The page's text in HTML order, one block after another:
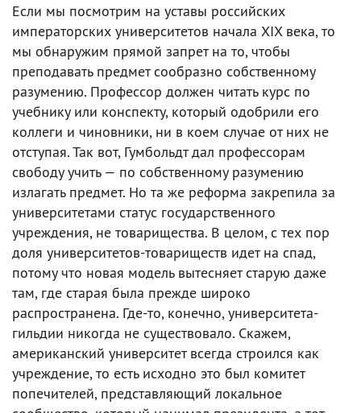
Если мы посмотрим на уставы российских
императорских университетов начала XIX века, то
мы обнаружим прямой запрет на то, чтобы
преподавать предмет сообразно собственному
разумению. Профессор должен читать курс по
учебнику или конспекту, который одобрили его
коллеги и чиновники, ни в коем случае от них не
отступая. Так вот, Гумбольдт дал профессорам
свободу учить — по собственному разумению
излагать предмет. Но та же реформа закрепила за
университетами статус государственного
учреждения, не товарищества. В целом, с тех пор
доля университетов-товариществ идет на спад,
потому что новая модель вытесняет старую даже
там, где старая была прежде широко
распространена. Где-то, конечно, университета-
гильдии никогда не существовало. Скажем,
американский университет всегда строился как
учреждение, то есть исходно это был комитет
попечителей, представляющий локальное